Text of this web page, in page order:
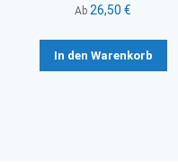
Ab 26,50 €
In den Warenkorb